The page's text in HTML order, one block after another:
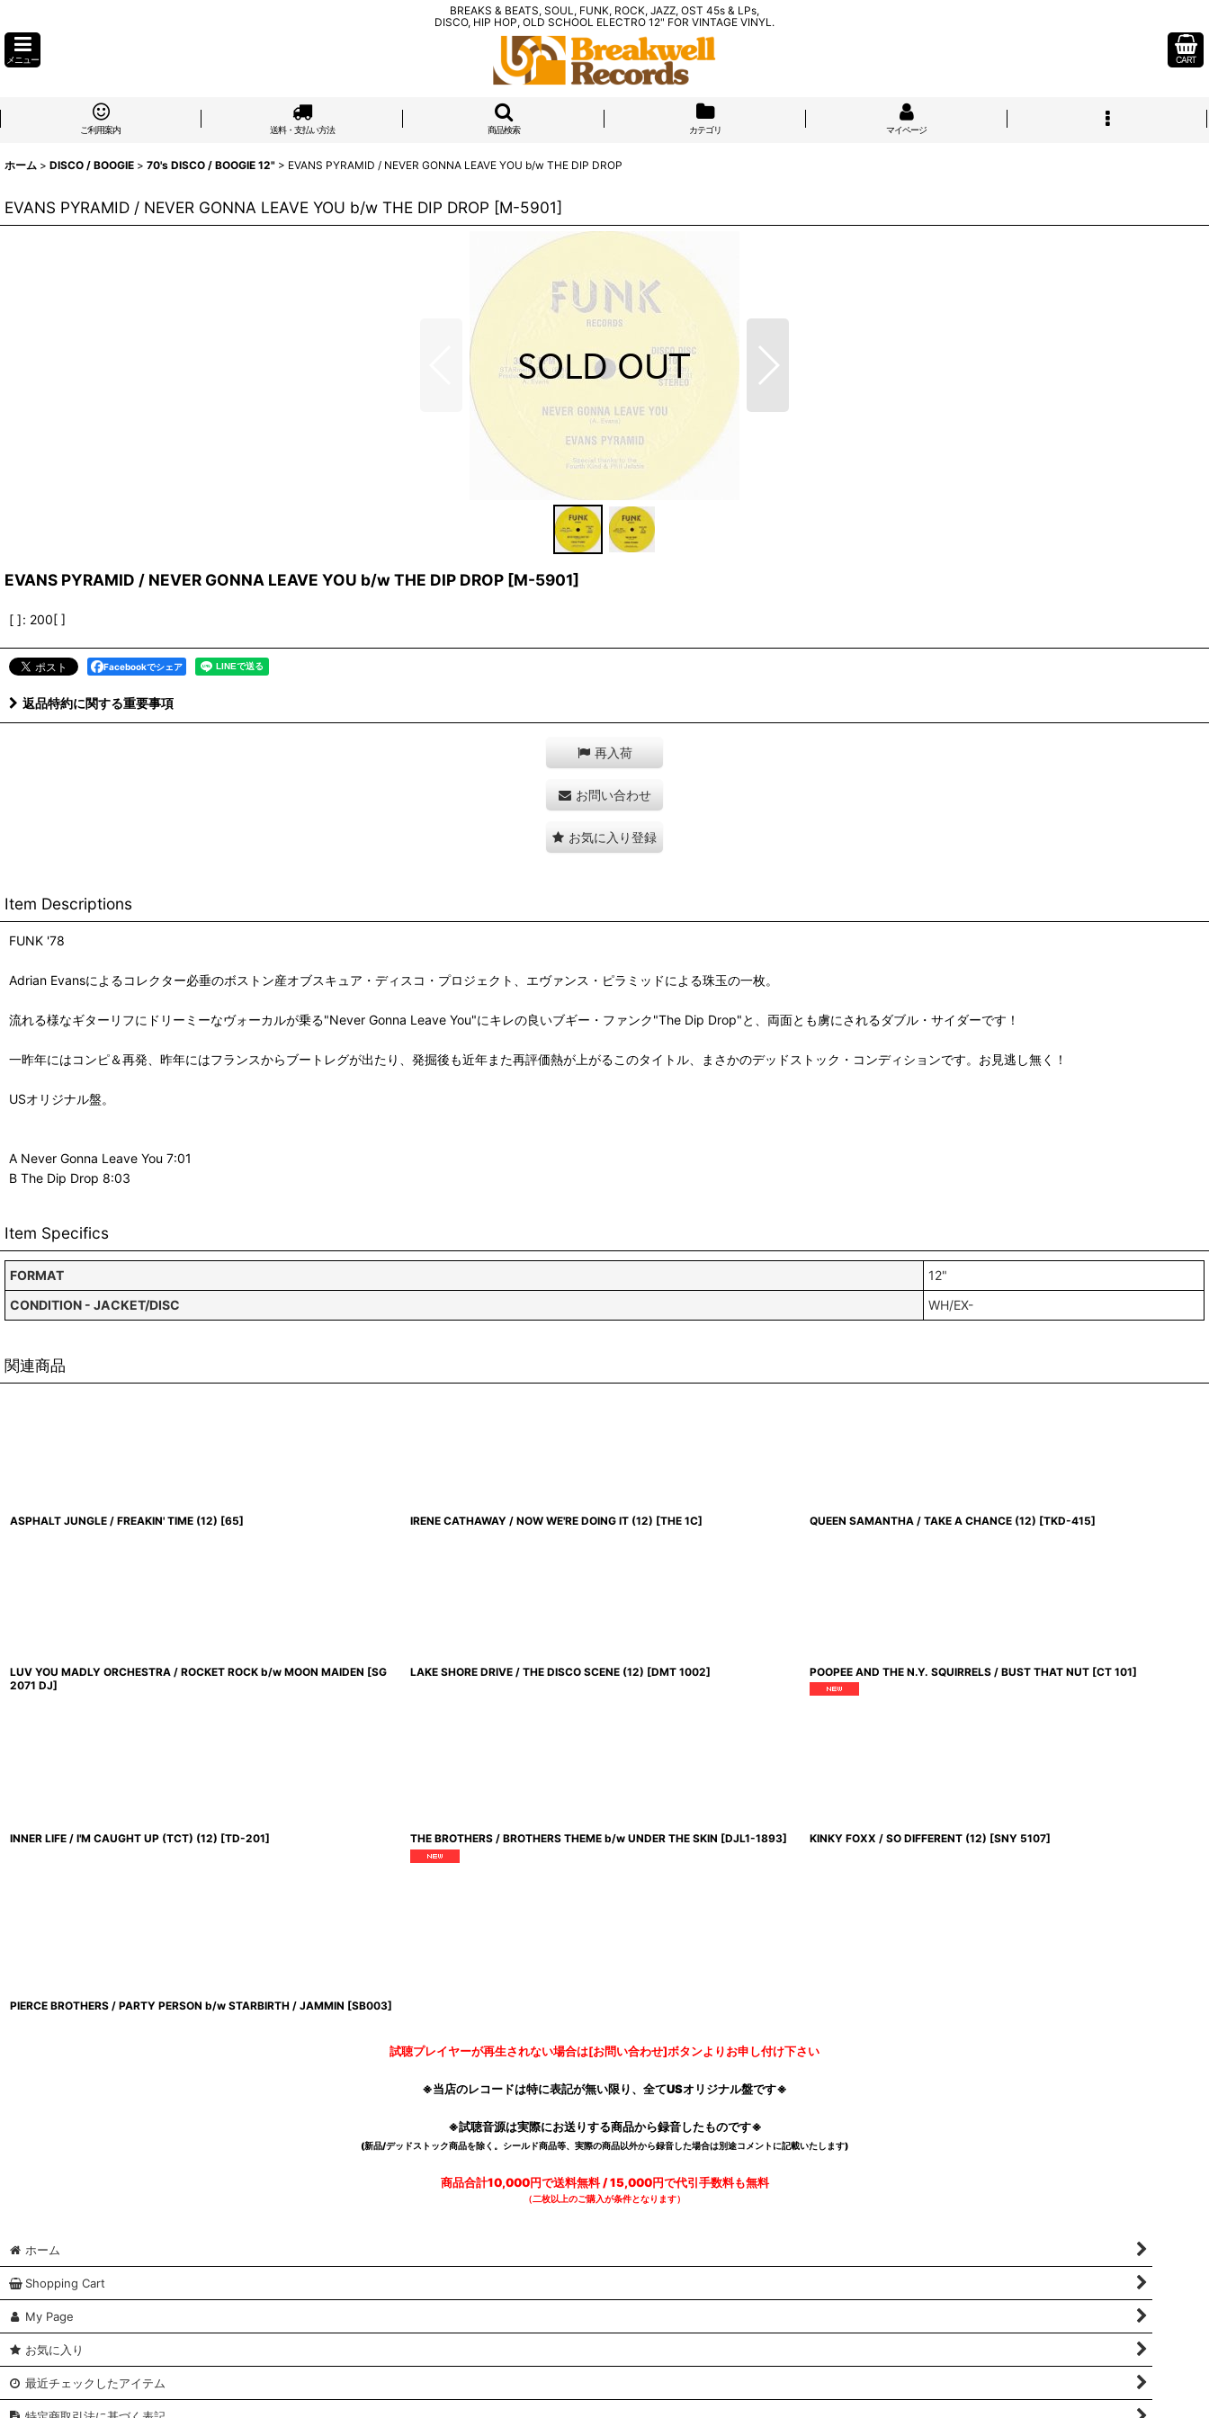
BREAKS & BEATS, SOUL, FUNK, ROCK, JAZZ, OST 45s & LPs,
DISCO, HIP HOP, OLD SCHOOL ELECTRO 12" FOR VINTAGE VINYL.
メニュー CART
ご利用案内 送料・支払い方法 商品検索 カテゴリ マイページ
ホーム > DISCO / BOOGIE > 70's DISCO / BOOGIE 12" > EVANS PYRAMID / NEVER GONNA LEAVE YOU b/w THE DIP DROP
EVANS PYRAMID / NEVER GONNA LEAVE YOU b/w THE DIP DROP [M-5901]
EVANS PYRAMID / NEVER GONNA LEAVE YOU b/w THE DIP DROP [M-5901]
[ ]: 200[ ]
Facebookでシェア
返品特約に関する重要事項
再入荷
お問い合わせ
お気に入り登録
Item Descriptions
FUNK '78
Adrian Evansによるコレクター必垂のボストン産オブスキュア・ディスコ・プロジェクト、エヴァンス・ピラミッドによる珠玉の一枚。
流れる様なギターリフにドリーミーなヴォーカルが乗る"Never Gonna Leave You"にキレの良いブギー・ファンク"The Dip Drop"と、両面とも虜にされるダブル・サイダーです！
一昨年にはコンピ＆再発、昨年にはフランスからブートレグが出たり、発掘後も近年また再評価熱が上がるこのタイトル、まさかのデッドストック・コンディションです。お見逃し無く！
USオリジナル盤。
A Never Gonna Leave You 7:01
B The Dip Drop 8:03
Item Specifics
FORMAT
12"
CONDITION - JACKET/DISC
WH/EX-
関連商品
ASPHALT JUNGLE / FREAKIN' TIME (12) [65] IRENE CATHAWAY / NOW WE'RE DOING IT (12) [THE 1C] QUEEN SAMANTHA / TAKE A CHANCE (12) [TKD-415]
LUV YOU MADLY ORCHESTRA / ROCKET ROCK b/w MOON MAIDEN [SG
2071 DJ]
LAKE SHORE DRIVE / THE DISCO SCENE (12) [DMT 1002] POOPEE AND THE N.Y. SQUIRRELS / BUST THAT NUT [CT 101]
INNER LIFE / I'M CAUGHT UP (TCT) (12) [TD-201] THE BROTHERS / BROTHERS THEME b/w UNDER THE SKIN [DJL1-1893] KINKY FOXX / SO DIFFERENT (12) [SNY 5107]
PIERCE BROTHERS / PARTY PERSON b/w STARBIRTH / JAMMIN [SB003]
試聴プレイヤーが再生されない場合は[お問い合わせ]ボタンよりお申し付け下さい
※当店のレコードは特に表記が無い限り、全てUSオリジナル盤です※
※試聴音源は実際にお送りする商品から録音したものです※
(新品/デッドストック商品を除く。シールド商品等、実際の商品以外から録音した場合は別途コメントに記載いたします)
商品合計10,000円で送料無料 / 15,000円で代引手数料も無料
（二枚以上のご購入が条件となります）
ホーム
Shopping Cart
My Page
お気に入り
最近チェックしたアイテム